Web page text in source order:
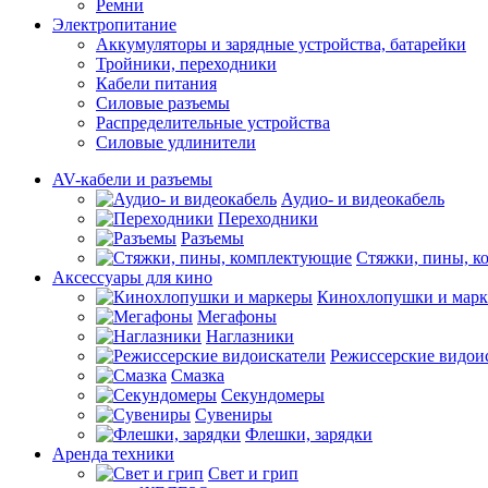
Ремни
Электропитание
Аккумуляторы и зарядные устройства, батарейки
Тройники, переходники
Кабели питания
Силовые разъемы
Распределительные устройства
Силовые удлинители
AV-кабели и разъемы
Аудио- и видеокабель
Переходники
Разъемы
Стяжки, пины,
Аксессуары для кино
Кинохлопушки и
Мегафоны
Наглазники
Режиссерские
Смазка
Секундомеры
Сувениры
Флешки, зарядки
Аренда техники
Свет и грип